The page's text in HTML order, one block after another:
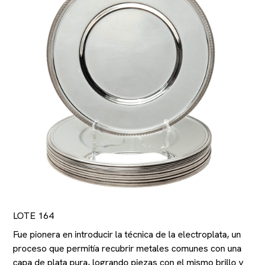
LOTE 164
Fue pionera en introducir la técnica de la electroplata, un
proceso que permitía recubrir metales comunes con una
capa de plata pura, logrando piezas con el mismo brillo y